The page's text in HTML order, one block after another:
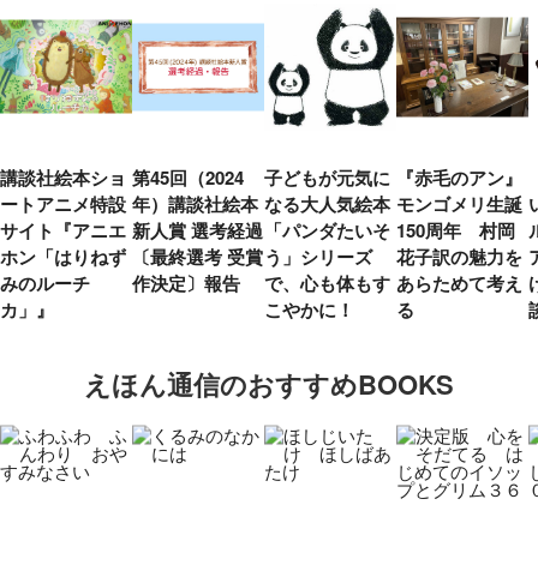
講談社絵本ショ
ートアニメ特設
サイト『アニエ
ホン「はりねず
みのルーチ
カ」』
第45回（2024
年）講談社絵本
新人賞 選考経過
〔最終選考 受賞
作決定〕報告
子どもが元気に
なる大人気絵本
「パンダたいそ
う」シリーズ
で、心も体もす
こやかに！
『赤毛のアン』
モンゴメリ生誕
150周年 村岡
花子訳の魅力を
あらためて考え
る
えほん通信のおすすめBOOKS